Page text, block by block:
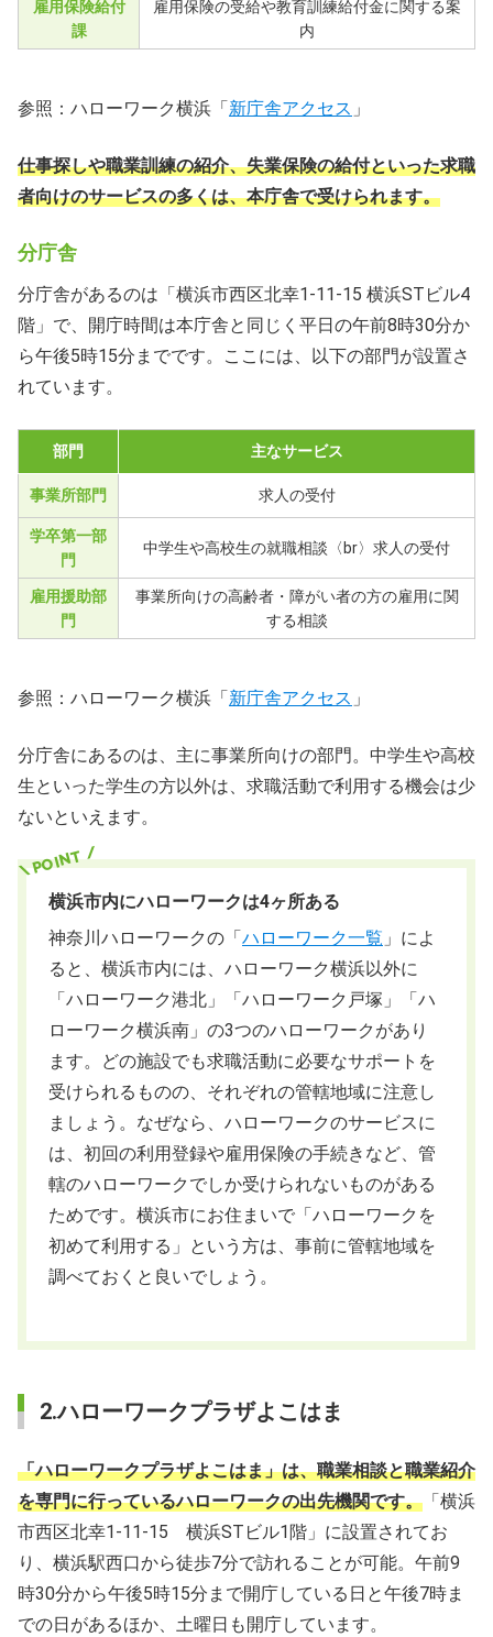
雇用保険給付
課
雇用保険の受給や教育訓練給付金に関する案
内
参照：ハローワーク横浜「 新庁舎アクセス 」
仕事探しや職業訓練の紹介、失業保険の給付といった求職
者向けのサービスの多くは、本庁舎で受けられます。
分庁舎
分庁舎があるのは「横浜市西区北幸1-11-15 横浜STビル4
階」で、開庁時間は本庁舎と同じく平日の午前8時30分か
ら午後5時15分までです。ここには、以下の部門が設置さ
れています。
部門 主なサービス
事業所部門 求人の受付
学卒第一部
門
中学生や高校生の就職相談〈br〉求人の受付
雇用援助部
門
事業所向けの高齢者・障がい者の方の雇用に関
する相談
参照：ハローワーク横浜「 新庁舎アクセス 」
分庁舎にあるのは、主に事業所向けの部門。中学生や高校
生といった学生の方以外は、求職活動で利用する機会は少
ないといえます。
横浜市内にハローワークは4ヶ所ある
神奈川ハローワークの「 ハローワーク一覧 」によ
ると、横浜市内には、ハローワーク横浜以外に
「ハローワーク港北」「ハローワーク戸塚」「ハ
ローワーク横浜南」の3つのハローワークがあり
ます。どの施設でも求職活動に必要なサポートを
受けられるものの、それぞれの管轄地域に注意し
ましょう。なぜなら、ハローワークのサービスに
は、初回の利用登録や雇用保険の手続きなど、管
轄のハローワークでしか受けられないものがある
ためです。横浜市にお住まいで「ハローワークを
初めて利用する」という方は、事前に管轄地域を
調べておくと良いでしょう。
2.ハローワークプラザよこはま
「ハローワークプラザよこはま」は、職業相談と職業紹介
を専門に行っているハローワークの出先機関です。 「横浜
市西区北幸1-11-15 横浜STビル1階」に設置されてお
り、横浜駅西口から徒歩7分で訪れることが可能。午前9
時30分から午後5時15分まで開庁している日と午後7時ま
での日があるほか、土曜日も開庁しています。